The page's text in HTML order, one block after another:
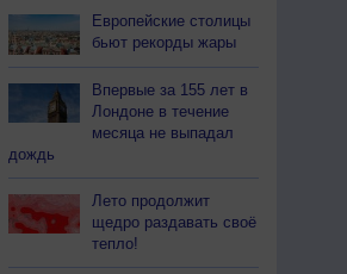
Европейские столицы
бьют рекорды жары
Впервые за 155 лет в
Лондоне в течение
месяца не выпадал
дождь
Лето продолжит
щедро раздавать своё
тепло!